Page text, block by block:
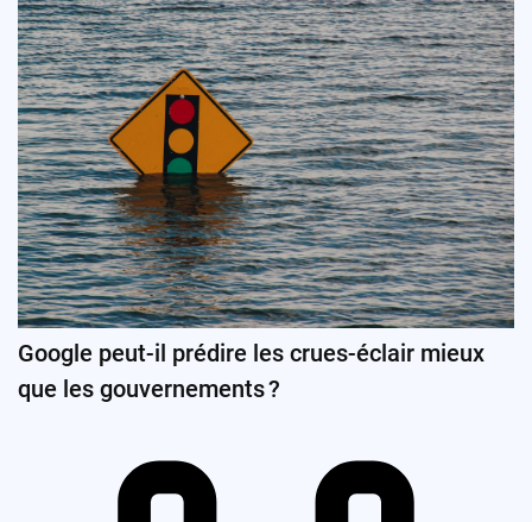
Google peut-il prédire les crues-éclair mieux
que les gouvernements ?